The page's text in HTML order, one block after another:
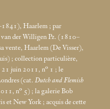
Haarlem ; par
van der Willigen Pz. (1810–
vente, Haarlem (De Visser),
; collection particulière,
21 juin 2011, n° 1 ; le
(cat. Dutch and Flemish
n° 5) ; la galerie Bob
et New York ; acquis de cette